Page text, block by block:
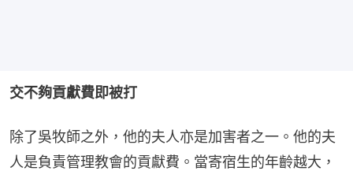
交不夠貢獻費即被打
除了吳牧師之外，他的夫人亦是加害者之一。他的夫
人是負責管理教會的貢獻費。當寄宿生的年齡越大，